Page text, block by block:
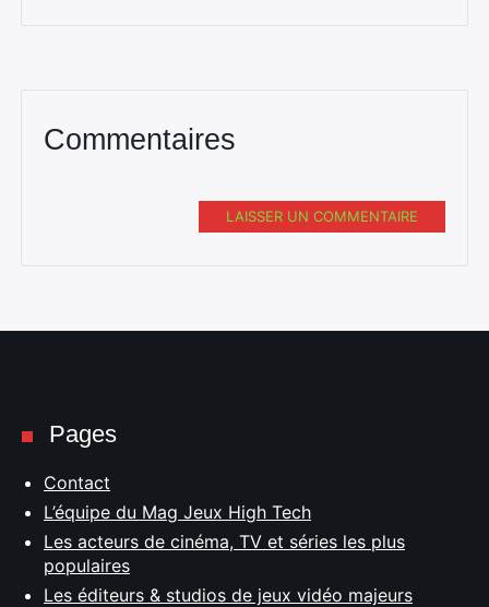
Commentaires
LAISSER UN COMMENTAIRE
Pages
Contact
L’équipe du Mag Jeux High Tech
Les acteurs de cinéma, TV et séries les plus
populaires
Les éditeurs & studios de jeux vidéo majeurs